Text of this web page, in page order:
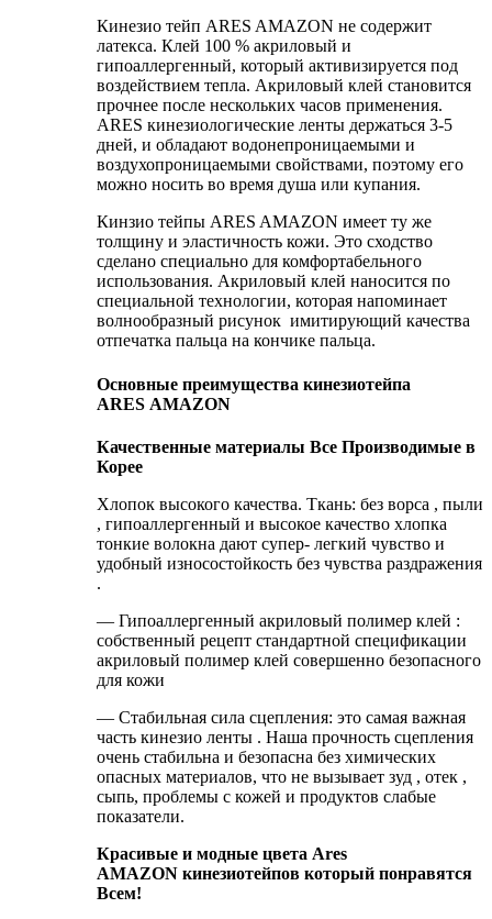
Кинезио тейп ARES AMAZON не содержит
латекса. Клей 100 % акриловый и
гипоаллергенный, который активизируется под
воздействием тепла. Акриловый клей становится
прочнее после нескольких часов применения.
ARES кинезиологические ленты держаться 3-5
дней, и обладают водонепроницаемыми и
воздухопроницаемыми свойствами, поэтому его
можно носить во время душа или купания.
Кинзио тейпы ARES AMAZON имеет ту же
толщину и эластичность кожи. Это сходство
сделано специально для комфортабельного
использования. Акриловый клей наносится по
специальной технологии, которая напоминает
волнообразный рисунок имитирующий качества
отпечатка пальца на кончике пальца.
Основные преимущества кинезиотейпа
ARES AMAZON
Качественные материалы Все Производимые в
Корее
Хлопок высокого качества. Ткань: без ворса , пыли
, гипоаллергенный и высокое качество хлопка
тонкие волокна дают супер- легкий чувство и
удобный износостойкость без чувства раздражения
.
— Гипоаллергенный акриловый полимер клей :
собственный рецепт стандартной спецификации
акриловый полимер клей совершенно безопасного
для кожи
— Стабильная сила сцепления: это самая важная
часть кинезио ленты . Наша прочность сцепления
очень стабильна и безопасна без химических
опасных материалов, что не вызывает зуд , отек ,
сыпь, проблемы с кожей и продуктов слабые
показатели.
Красивые и модные цвета Ares
AMAZON кинезиотейпов который понравятся
Всем!